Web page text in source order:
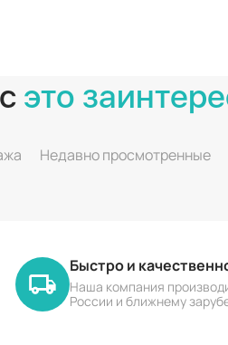
это
Недавно просмотренные
Быстро и
Наша компания
России и ближнему